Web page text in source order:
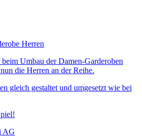
Herren
Umbau der Damen-Garderoben
die Herren an der Reihe.
gleich gestaltet und umgesetzt wie bei
AG